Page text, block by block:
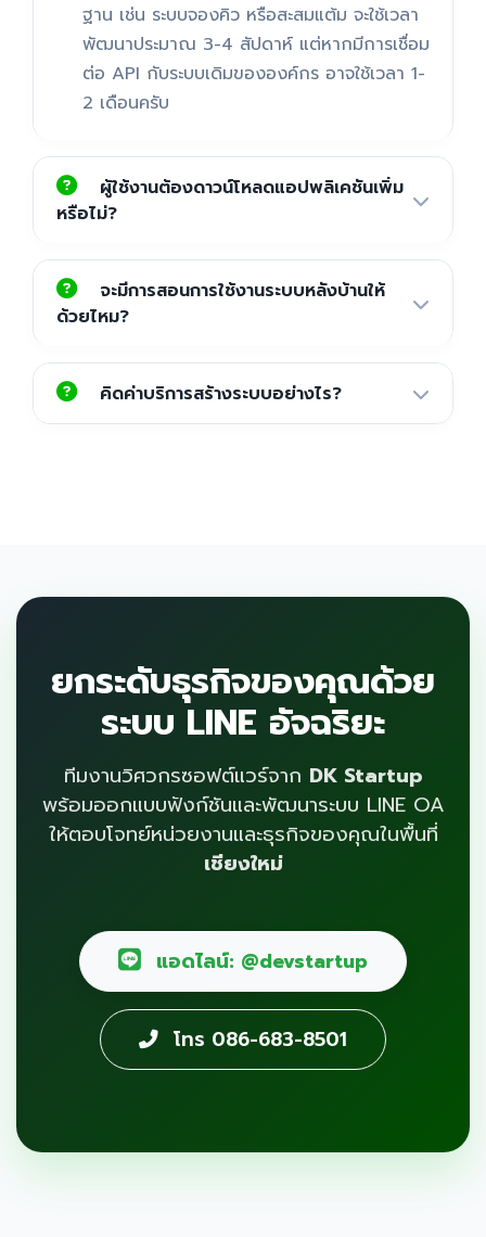
ฐาน เช่น ระบบจองคิว หรือสะสมแต้ม จะใช้เวลา
พัฒนาประมาณ 3-4 สัปดาห์ แต่หากมีการเชื่อม
ต่อ API กับระบบเดิมขององค์กร อาจใช้เวลา 1-
2 เดือนครับ
ผู้ใช้งานต้องดาวน์โหลดแอปพลิเคชันเพิ่ม
หรือไม่?
จะมีการสอนการใช้งานระบบหลังบ้านให้
ด้วยไหม?
คิดค่าบริการสร้างระบบอย่างไร?
ยกระดับธุรกิจของคุณด้วย
ระบบ LINE อัจฉริยะ
ทีมงานวิศวกรซอฟต์แวร์จาก DK Startup
พร้อมออกแบบฟังก์ชันและพัฒนาระบบ LINE OA
ให้ตอบโจทย์หน่วยงานและธุรกิจของคุณในพื้นที่
เชียงใหม่
แอดไลน์: @devstartup
โทร 086-683-8501